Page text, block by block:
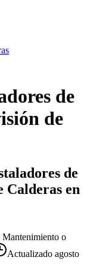
de
de
de
Calderas en
Mantenimiento o
Actualizado agosto